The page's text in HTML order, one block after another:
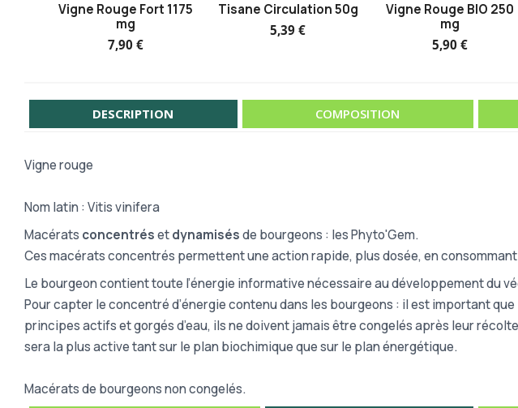
Vigne Rouge Fort 1175
mg
7,90 €
Tisane Circulation 50g
5,39 €
Vigne Rouge BIO 250
mg
5,90 €
DESCRIPTION COMPOSITION
Vigne rouge
Nom latin : Vitis vinifera
Macérats concentrésetdynamisésde bourgeons : les Phyto'Gem.
Ces macérats concentrés permettent une action rapide, plus dosée, en consommant
Le bourgeon contient toute l’énergie informative nécessaire au développement du
Pour capter le concentré d’énergie contenu dans les bourgeons : il est important
principes actifs et gorgés d’eau, ils ne doivent jamais être congelés après leur
sera la plus active tant sur le plan biochimique que sur le plan énergétique.
Macérats de bourgeons non congelés.